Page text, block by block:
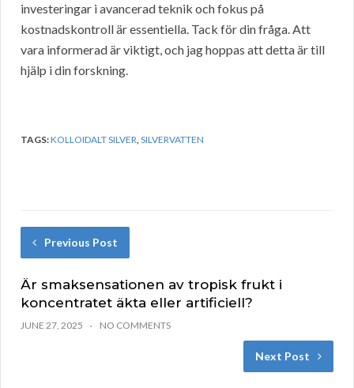
investeringar i avancerad teknik och fokus på
kostnadskontroll är essentiella. Tack för din fråga. Att
vara informerad är viktigt, och jag hoppas att detta är till
hjälp i din forskning.
TAGS:KOLLOIDALT SILVER,SILVERVATTEN
Previous Post
Är smaksensationen av tropisk frukt i
koncentratet äkta eller artificiell?
JUNE 27, 2025 NO COMMENTS
Next Post